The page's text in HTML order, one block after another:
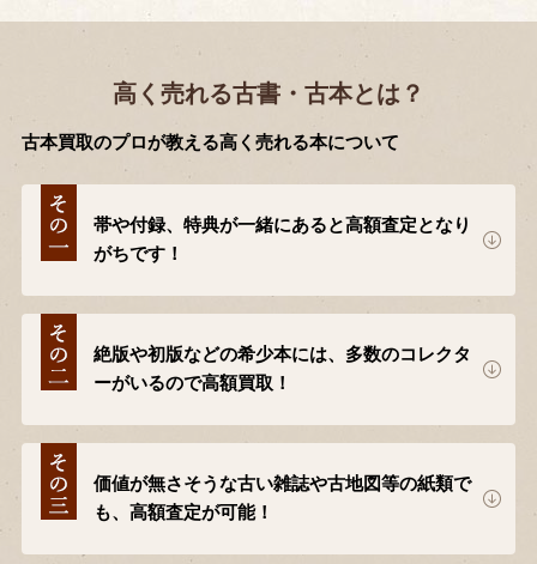
高く売れる古書・古本とは？
古本買取のプロが教える高く売れる本について
帯や付録、特典が一緒にあると高額査定となり
がちです！
絶版や初版などの希少本には、多数のコレクタ
ーがいるので高額買取！
価値が無さそうな古い雑誌や古地図等の紙類で
も、高額査定が可能！